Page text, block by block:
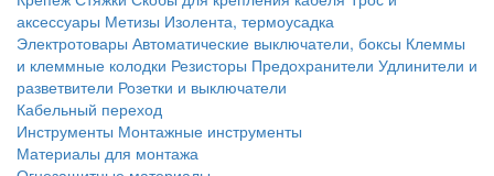
аксессуары Метизы Изолента, термоусадка
Электротовары Автоматические выключатели, боксы Клеммы
и клеммные колодки Резисторы Предохранители Удлинители и
разветвители Розетки и выключатели
Кабельный переход
Инструменты Монтажные инструменты
Материалы для монтажа